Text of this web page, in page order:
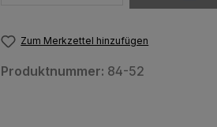
Zum Merkzettel hinzufügen
Produktnummer: 84-52